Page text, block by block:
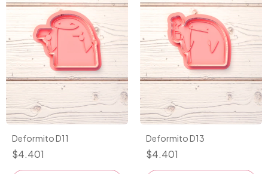
Deformito D11
$4.401
Deformito D13
$4.401